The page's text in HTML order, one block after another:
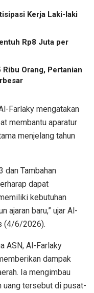
Kerja Laki-laki
Rp8 Juta per
Orang, Pertanian
Farlaky mengatakan
membantu aparatur
menjelang tahun
dan Tambahan
dapat
kebutuhan
ajaran baru,” ujar Al-
(4/6/2026).
ASN, Al-Farlaky
dampak
Ia mengimbau
uang tersebut di pusat-